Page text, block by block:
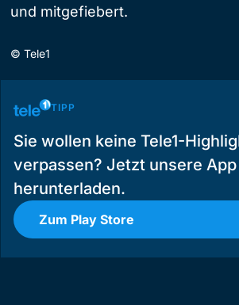
und mitgefiebert.
© Tele1
TIPP
Sie wollen keine Tele1-
verpassen? Jetzt unsere App
herunterladen.
Zum Play Store